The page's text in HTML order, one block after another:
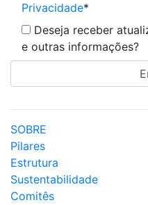
Privacidade*
Deseja receber
e outras informações?
SOBRE
Pilares
Estrutura
Sustentabilidade
Comitês